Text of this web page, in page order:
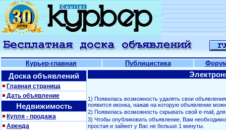
Курьер-главная Публицистика
Доска объявлений
Главная страница
Дать объявление
Недвижимость
Купля - продажа
Аренда
1) Появилась возможность удалять свои
появится иконка, нажав на которую объявление
2) Появилась возможность скрывать свой е-mail,
3) Чтобы опубликовать объявление, Вам
простая и займет у Вас не больше 1 минуты.